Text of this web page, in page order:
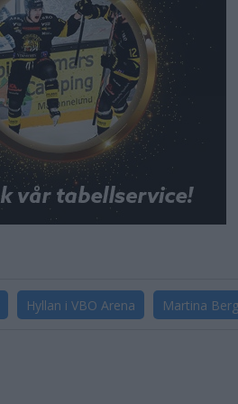
Hyllan i VBO Arena Martina